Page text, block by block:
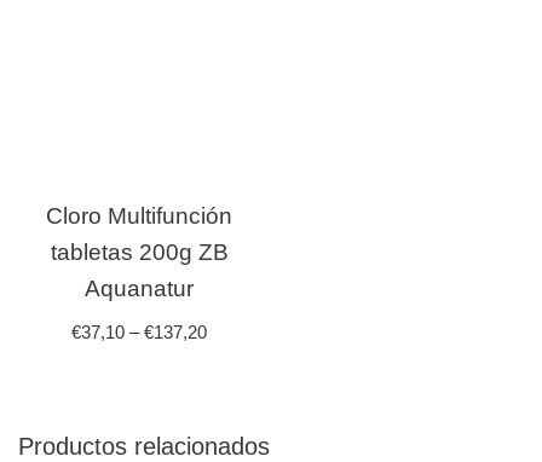
Cloro Multifunción
tabletas 200g ZB
Aquanatur
€37,10 –€137,20
Productos relacionados